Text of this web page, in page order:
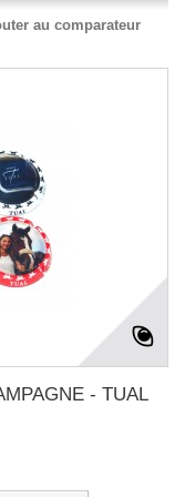
au comparateur
- TUAL